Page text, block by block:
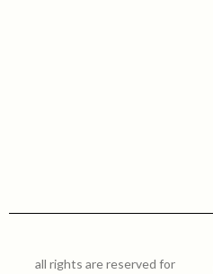
all rights are reserved for